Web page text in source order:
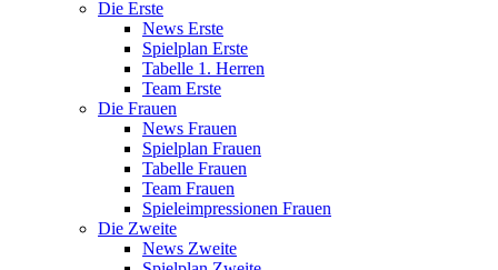
Die Erste
News Erste
Spielplan Erste
Tabelle 1. Herren
Team Erste
Die Frauen
News Frauen
Spielplan Frauen
Tabelle Frauen
Team Frauen
Spieleimpressionen Frauen
Die Zweite
News Zweite